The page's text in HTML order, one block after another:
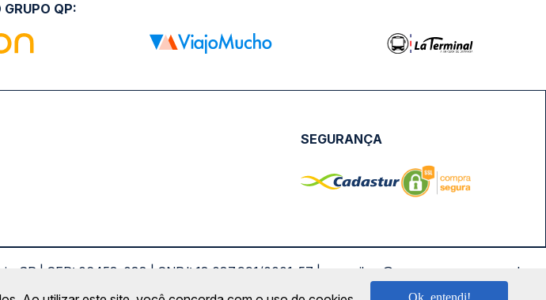
QP:
SEGURANÇA
SP | CEP: 06453-038 | CNPJ: 18.087.991/0001-57 | saconibus@queropassagem.com.br